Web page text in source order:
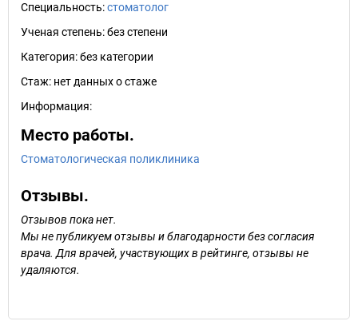
Специальность:стоматолог
Ученая степень:без степени
Категория:без категории
Стаж: нет данных о стаже
Информация:
Место работы.
Стоматологическая поликлиника
Отзывы.
Отзывов пока нет.
Мы не публикуем отзывы и благодарности без согласия
врача. Для врачей, участвующих в рейтинге, отзывы не
удаляются.